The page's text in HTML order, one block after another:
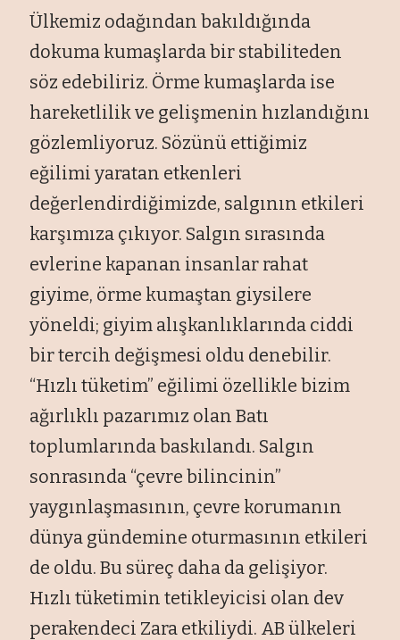
Ülkemiz odağından bakıldığında
dokuma kumaşlarda bir stabiliteden
söz edebiliriz. Örme kumaşlarda ise
hareketlilik ve gelişmenin hızlandığını
gözlemliyoruz. Sözünü ettiğimiz
eğilimi yaratan etkenleri
değerlendirdiğimizde, salgının etkileri
karşımıza çıkıyor. Salgın sırasında
evlerine kapanan insanlar rahat
giyime, örme kumaştan giysilere
yöneldi; giyim alışkanlıklarında ciddi
bir tercih değişmesi oldu denebilir.
“Hızlı tüketim” eğilimi özellikle bizim
ağırlıklı pazarımız olan Batı
toplumlarında baskılandı. Salgın
sonrasında “çevre bilincinin”
yaygınlaşmasının, çevre korumanın
dünya gündemine oturmasının etkileri
de oldu. Bu süreç daha da gelişiyor.
Hızlı tüketimin tetikleyicisi olan dev
perakendeci Zara etkiliydi. AB ülkeleri